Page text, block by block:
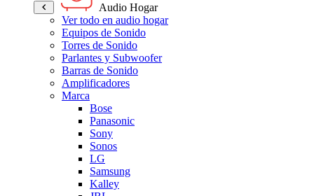
Audio Hogar
Ver todo en audio hogar
Equipos de Sonido
Torres de Sonido
Parlantes y Subwoofer
Barras de Sonido
Amplificadores
Marca
Bose
Panasonic
Sony
Sonos
LG
Samsung
Kalley